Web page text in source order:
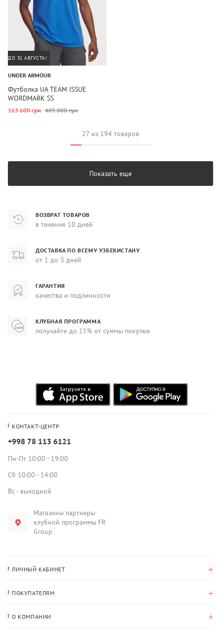
ДО 31 АВГУСТА!
UNDER ARMOUR
Футболка UA TEAM ISSUE
WORDMARK SS
163 600 сум 409 000 сум
27 из 194 товаров
Показать еще
ВОЗВРАТ ТОВАРОВ
в течение 10 дней
ДОСТАВКА ПО ВСЕМУ УЗБЕКИСТАНУ
от 1 до 3 дней
ГАРАНТИЯ
качества и подлинности
КЛУБНАЯ ПРОГРАММА
получайте до 15% от суммы покупки
КОНТАКТ-ЦЕНТР
+998 78 113 6121
Пн-Пт 10:00 - 19:00
Сб 10:00 - 14:00
Вс - выходной
Магазины партнеры
клубной программы FR
Group
ЛИЧНЫЙ КАБИНЕТ
Адрес для доставки
ПОКУПАТЕЛЯМ
О КОМПАНИИ